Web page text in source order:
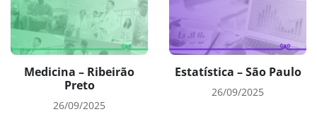
Medicina – Ribeirão
Preto
26/09/2025
Estatística – São Paulo
26/09/2025